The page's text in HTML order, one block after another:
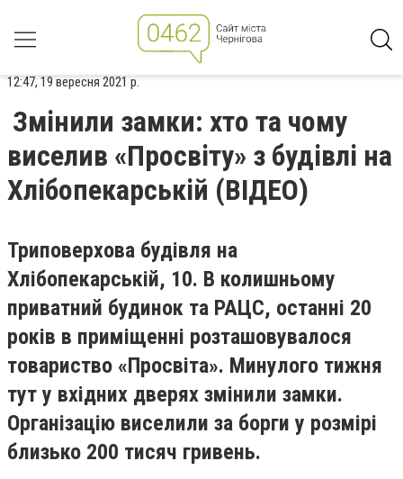
12:47, 19 вересня 2021 р.
Змінили замки: хто та чому
виселив «Просвіту» з будівлі на
Хлібопекарській (ВІДЕО)
Триповерхова будівля на
Хлібопекарській, 10. В колишньому
приватний будинок та РАЦС, останні 20
років в приміщенні розташовувалося
товариство «Просвіта». Минулого тижня
тут у вхідних дверях змінили замки.
Організацію виселили за борги у розмірі
близько 200 тисяч гривень.